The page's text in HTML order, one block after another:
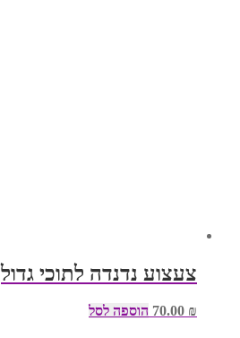
צעצוע נדנדה לתוכי גדול
₪ הוספה לסל